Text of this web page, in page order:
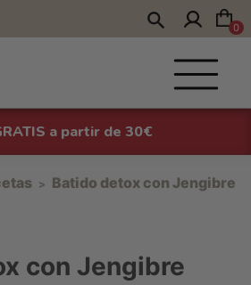
0
a partir de 30€
Batido detox con Jengibre
con Jengibre